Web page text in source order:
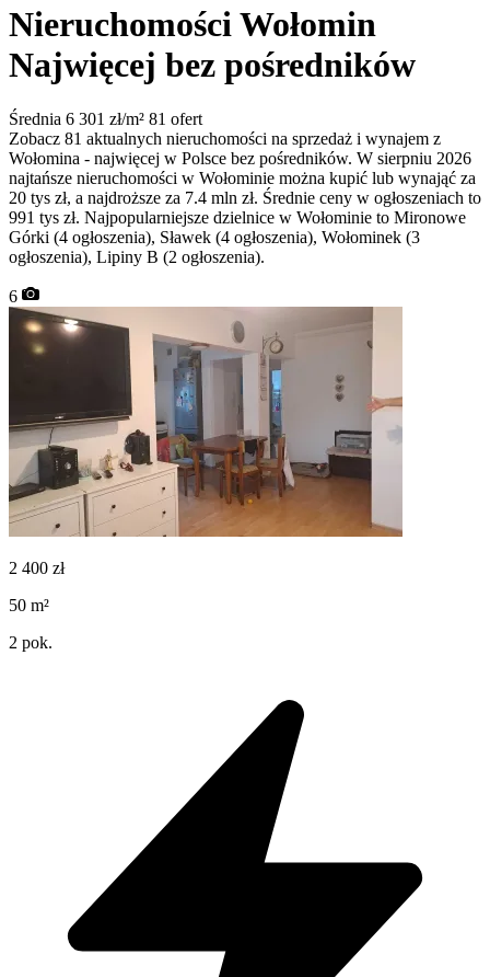
Nieruchomości Wołomin
Najwięcej bez pośredników
Średnia 6 301 zł/m² 81 ofert
Zobacz 81 aktualnych nieruchomości na sprzedaż i wynajem z
Wołomina - najwięcej w Polsce bez pośredników. W sierpniu 2026
najtańsze nieruchomości w Wołominie można kupić lub wynająć za
20 tys zł, a najdroższe za 7.4 mln zł. Średnie ceny w ogłoszeniach to
991 tys zł. Najpopularniejsze dzielnice w Wołominie to Mironowe
Górki (4 ogłoszenia), Sławek (4 ogłoszenia), Wołominek (3
ogłoszenia), Lipiny B (2 ogłoszenia).
6
2 400 zł
50 m²
2 pok.